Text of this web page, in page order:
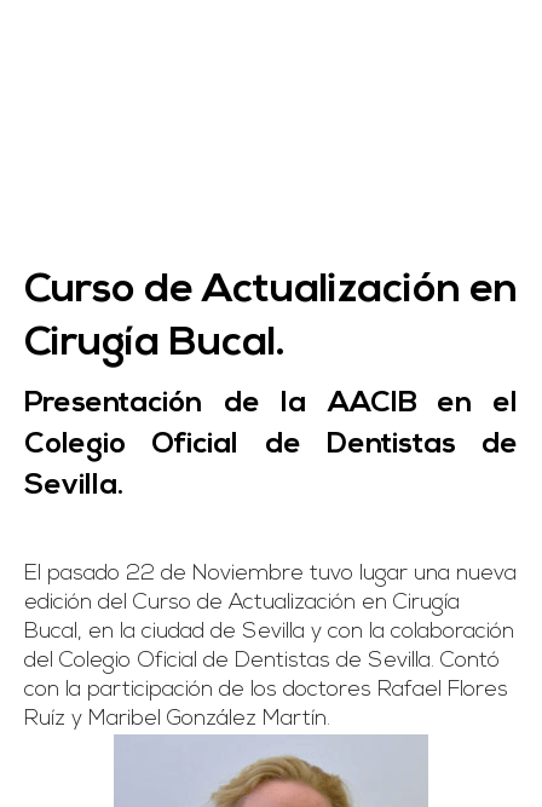
Curso de Actualización en
Cirugía Bucal.
Presentación de la AACIB en el
Colegio Oficial de Dentistas de
Sevilla.
El pasado 22 de Noviembre tuvo lugar una nueva
edición del Curso de Actualización en Cirugía
Bucal, en la ciudad de Sevilla y con la colaboración
del Colegio Oficial de Dentistas de Sevilla. Contó
con la participación de los doctores Rafael Flores
Ruíz y Maribel González Martín.